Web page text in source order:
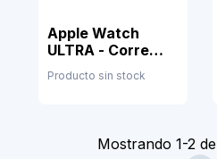
Apple Watch
ULTRA - Correa
Alpino Verde
Producto sin stock
Mostrando 1-2 de